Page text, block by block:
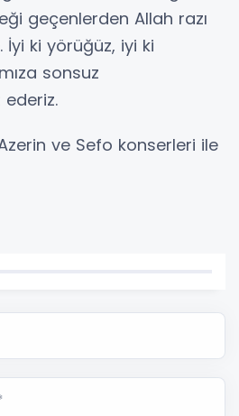
geçenlerden Allah razı
ki yörüğüz, iyi ki
sonsuz
ve Sefo konserleri ile